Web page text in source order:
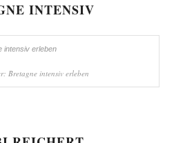
INTENSIV
Bretagne intensiv erleben